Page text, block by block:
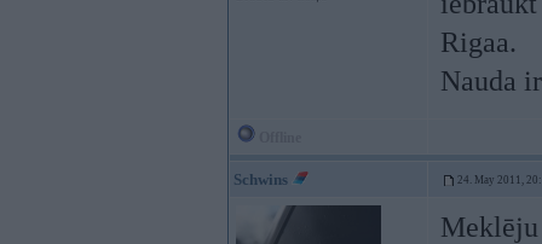
Rigaa.
Nauda
Schwins 24. May 2011,
Meklēju